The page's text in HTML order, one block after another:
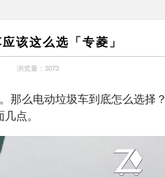
该这么选「专菱」
浏览量：3073
那么电动垃圾车到底怎么选择？
点。